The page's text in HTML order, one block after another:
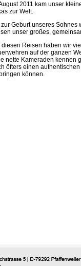
2011 kam unser
zur Welt.
zur Geburt unseres Sohnes
unser großes,
diesen Reisen haben wir
auf der ganzen
nette Kameraden kennen
öfters einen
können.